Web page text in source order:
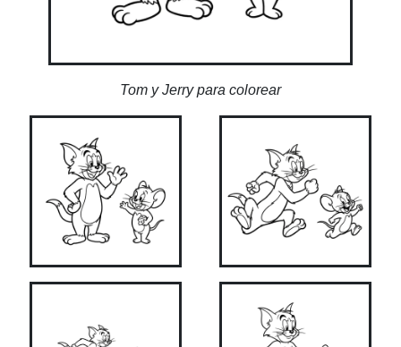
Tom y Jerry para colorear